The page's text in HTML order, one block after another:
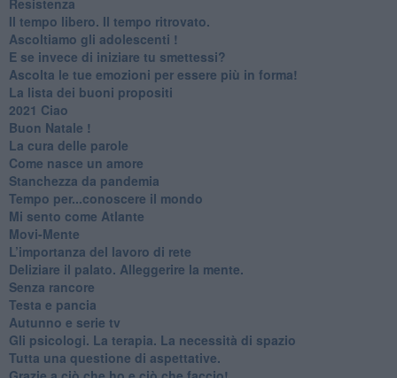
​Il tempo libero. Il tempo ritrovato.
Ascoltiamo gli adolescenti !
​E se invece di iniziare tu smettessi?
​Ascolta le tue emozioni per essere più in forma!
​La lista dei buoni propositi
2021 Ciao
Buon Natale !
​La cura delle parole
​Come nasce un amore
Stanchezza da pandemia
​Tempo per...conoscere il mondo
​Mi sento come Atlante
​Movi-Mente
​L’importanza del lavoro di rete
​Deliziare il palato. Alleggerire la mente.
​Senza rancore
​Testa e pancia
​Autunno e serie tv
​Gli psicologi. La terapia. La necessità di spazio
​Tutta una questione di aspettative.